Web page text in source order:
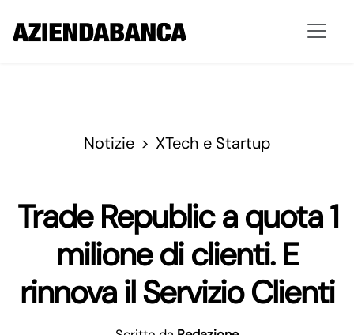
Notizie XTech e Startup
Trade Republic a quota 1
milione di clienti. E
rinnova il Servizio Clienti